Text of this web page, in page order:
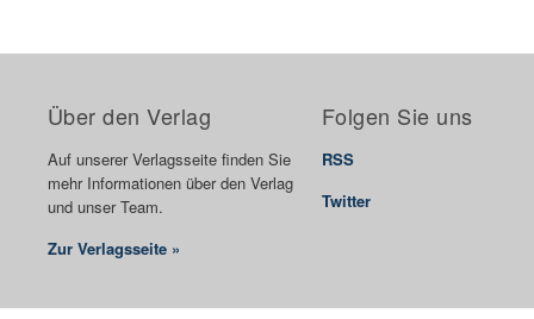
Über den Verlag
Auf unserer Verlagsseite finden Sie
mehr Informationen über den Verlag
und unser Team.
Zur Verlagsseite »
Folgen Sie uns
RSS
Twitter